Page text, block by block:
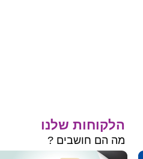
הלקוחות שלנו
מה הם חושבים ?